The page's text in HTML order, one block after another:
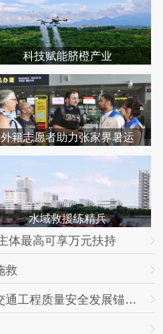
科技赋能脐橙产业
外籍志愿者助力张家界暑运
水域救援练精兵
体最高可享万元扶持
救
一线把脉开良方！这场调研为湖南交通工程质量安全发展锚定方向